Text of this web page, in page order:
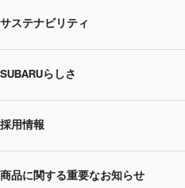
SUBARU 2025方針
事業所・関係会社
ニュースリリース
株主・投資家の皆様へトップ
企業・経営
IRライブラリー
株主・投資家サポート
サステナビリティ
サステナビリティトップ
CEOサステナビリティ
環境
SUBARUらしさ
SUBARUらしさトップ
SUBARUびと
採用情報
採用情報トップ
商品に関する重要なお知らせ